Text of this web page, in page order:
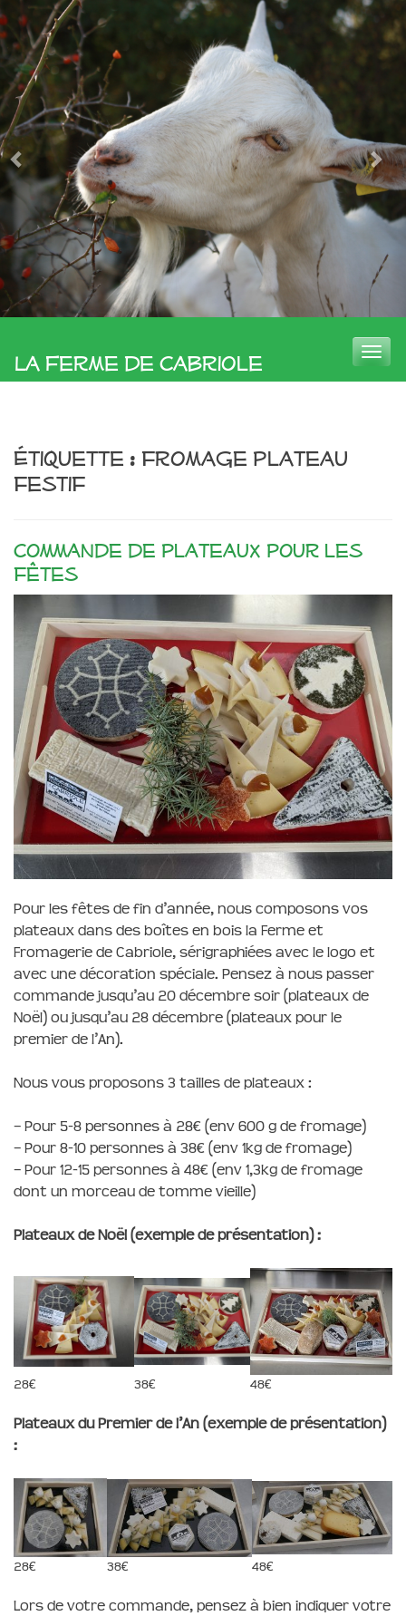
La Ferme de Cabriole
Toggle
Étiquette : fromage plateau
festif
Commande de plateaux pour les
fêtes
Pour les fêtes de fin d’année, nous composons vos
plateaux dans des boîtes en bois la Ferme et
Fromagerie de Cabriole, sérigraphiées avec le logo et
avec une décoration spéciale. Pensez à nous passer
commande jusqu’au 20 décembre soir (plateaux de
Noël) ou jusqu’au 28 décembre (plateaux pour le
premier de l’An).
Nous vous proposons 3 tailles de plateaux :
– Pour 5-8 personnes à 28€ (env 600 g de fromage)
– Pour 8-10 personnes à 38€ (env 1kg de fromage)
– Pour 12-15 personnes à 48€ (env 1,3kg de fromage
dont un morceau de tomme vieille)
Plateaux de Noël (exemple de présentation) :
28€ 38€ 48€
Plateaux du Premier de l’An (exemple de présentation)
:
28€ 38€ 48€
Lors de votre commande, pensez à bien indiquer votre